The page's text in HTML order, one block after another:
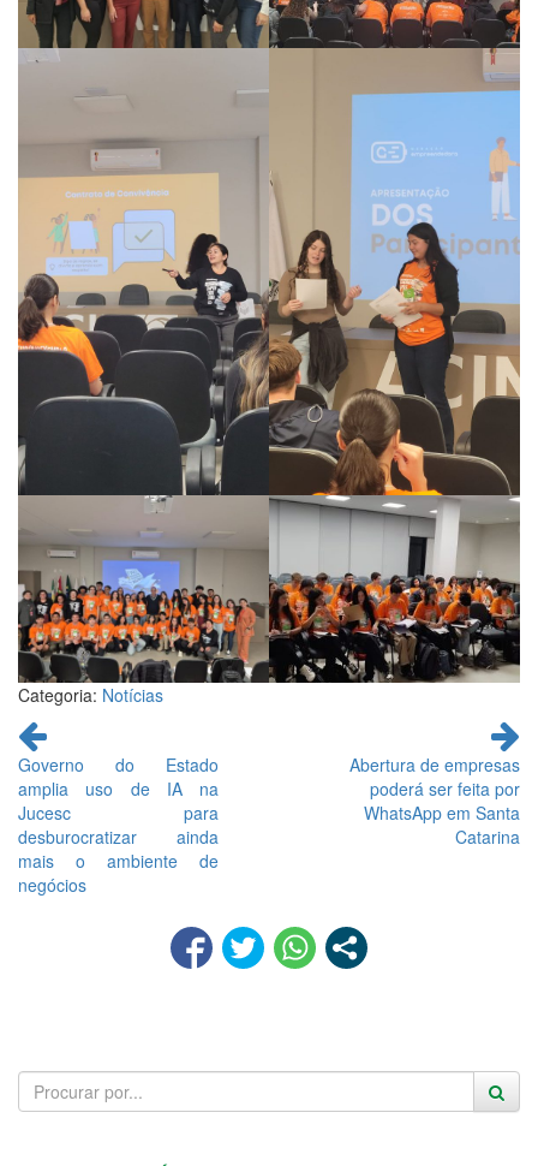
Categoria: Notícias
Continue
lendo
Governo do Estado
amplia uso de IA na
Jucesc para
desburocratizar ainda
mais o ambiente de
negócios
Abertura de empresas
poderá ser feita por
WhatsApp em Santa
Catarina